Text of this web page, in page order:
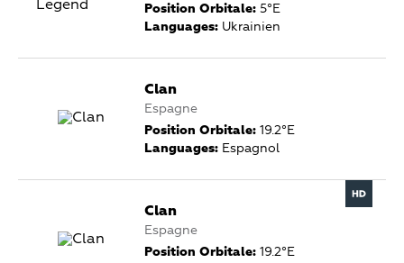
Position Orbitale: 5°E
Languages: Ukrainien
Clan
Espagne
Position Orbitale: 19.2°E
Languages: Espagnol
Clan
Espagne
Position Orbitale: 19.2°E